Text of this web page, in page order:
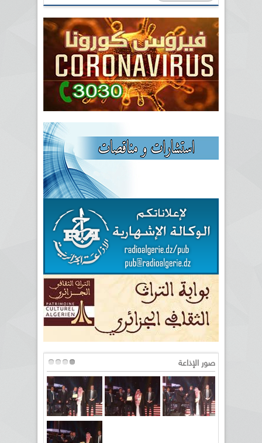
صور الإذاعة